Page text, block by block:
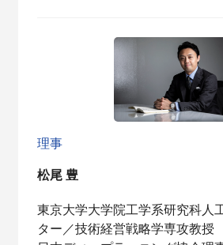
理事
松尾 豊
東京大学大学院工学系研究科人
ター／技術経営戦略学専攻教授